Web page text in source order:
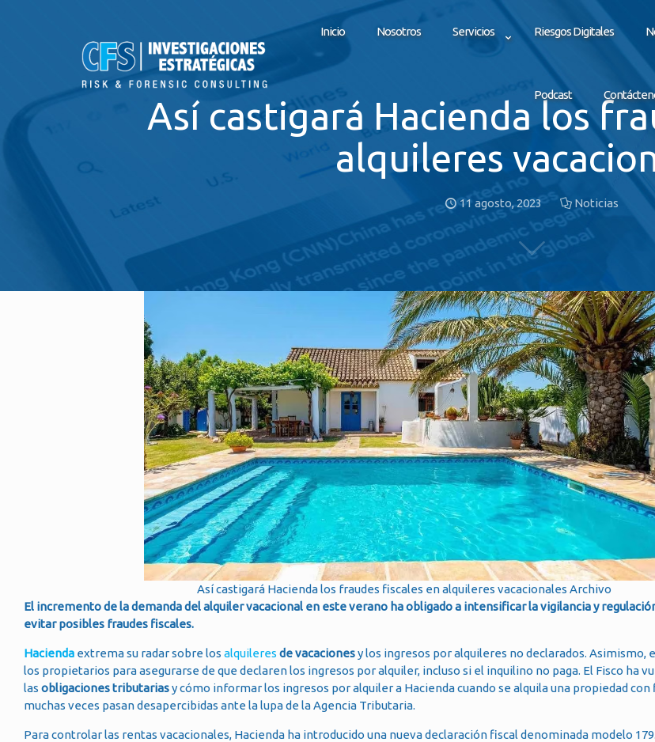
Inicio Nosotros Servicios Riesgos Digitales
Podcast
Así castigará Hacienda los
alquileres
11 agosto, 2023 Noticias
Así castigará Hacienda los fraudes fiscales en alquileres vacacionales Archivo
El incremento de la demanda del alquiler vacacional en este verano ha obligado a intensificar la vigilancia y
evitar posibles fraudes fiscales.
Hacienda extrema su radar sobre los alquileres de vacacionesy los ingresos por alquileres no declarados. Asimismo,
los propietarios para asegurarse de que declaren los ingresos por alquiler, incluso si el inquilino no paga. El Fisco ha
las obligaciones tributariasy cómo informar los ingresos por alquiler a Hacienda cuando se alquila una propiedad con
muchas veces pasan desapercibidas ante la lupa de la Agencia Tributaria.
Para controlar las rentas vacacionales, Hacienda ha introducido una nueva declaración fiscal denominada modelo